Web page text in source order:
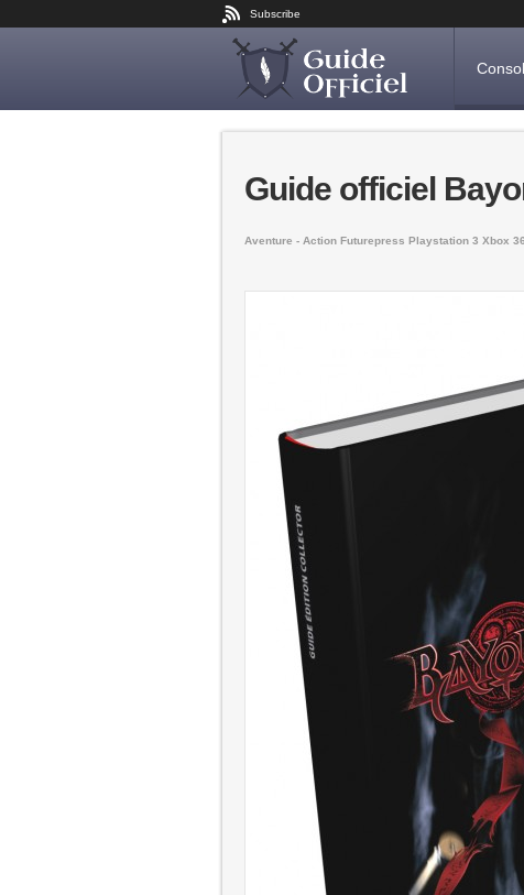
Subscribe
Guide officiel
Aventure - Action Futurepress Playstation 3 Xbox